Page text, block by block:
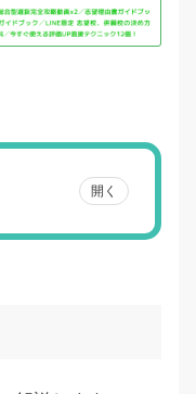
開く